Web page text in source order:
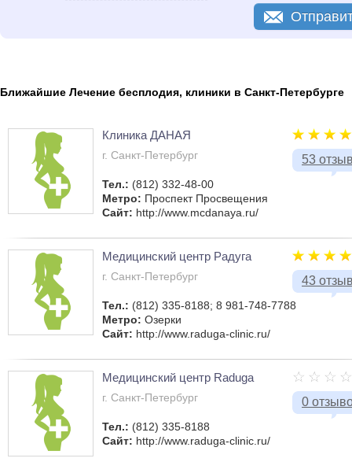
Ближайшие Лечение бесплодия, клиники в Санкт-Петербурге
53
Клиника ДАНАЯ
г. Санкт-Петербург
Тел.: (812) 332-48-00
Метро: Проспект Просвещения
Сайт: http://www.mcdanaya.ru/
43
Медицинский центр Радуга
г. Санкт-Петербург
Тел.: (812) 335-8188; 8 981-748-7788
Метро: Озерки
Сайт: http://www.raduga-clinic.ru/
0
Медицинский центр Raduga
г. Санкт-Петербург
Тел.: (812) 335-8188
Сайт: http://www.raduga-clinic.ru/